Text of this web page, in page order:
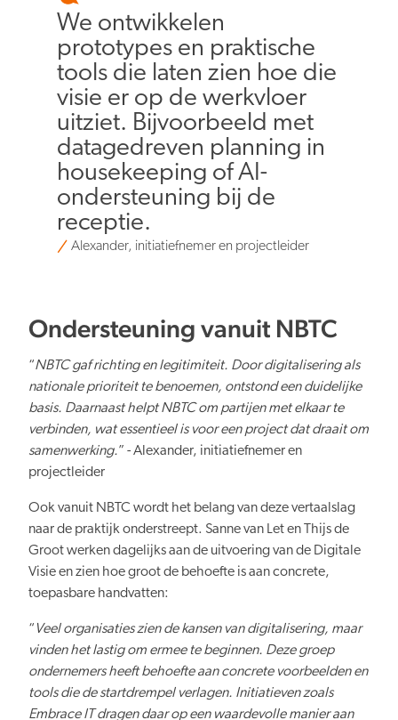
We ontwikkelen
prototypes en praktische
tools die laten zien hoe die
visie er op de werkvloer
uitziet. Bijvoorbeeld met
datagedreven planning in
housekeeping of AI-
ondersteuning bij de
receptie.
Alexander, initiatiefnemer en projectleider
Ondersteuning vanuit NBTC
“NBTC gaf richting en legitimiteit. Door digitalisering als
nationale prioriteit te benoemen, ontstond een duidelijke
basis. Daarnaast helpt NBTC om partijen met elkaar te
verbinden, wat essentieel is voor een project dat draait om
samenwerking.” - Alexander, initiatiefnemer en
projectleider
Ook vanuit NBTC wordt het belang van deze vertaalslag
naar de praktijk onderstreept. Sanne van Let en Thijs de
Groot werken dagelijks aan de uitvoering van de Digitale
Visie en zien hoe groot de behoefte is aan concrete,
toepasbare handvatten:
“ Veel organisaties zien de kansen van digitalisering, maar
vinden het lastig om ermee te beginnen. Deze groep
ondernemers heeft behoefte aan concrete voorbeelden en
tools die de startdrempel verlagen. Initiatieven zoals
Embrace IT dragen daar op een waardevolle manier aan